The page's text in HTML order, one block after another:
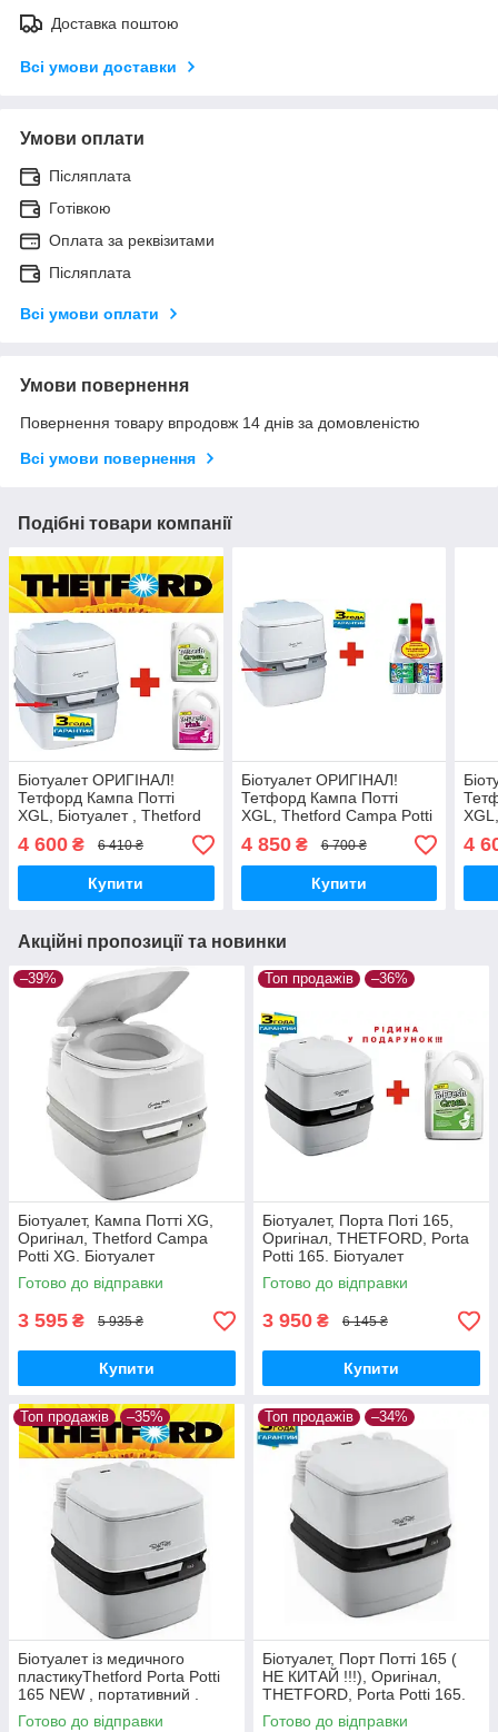
Доставка поштою
Всі умови доставки
Умови оплати
Післяплата
Готівкою
Оплата за реквізитами
Післяплата
Всі умови оплати
Умови повернення
Повернення товару впродовж 14 днів за домовленістю
Всі умови повернення
Подібні товари компанії
Біотуалет ОРИГІНАЛ!
Тетфорд Кампа Потті
XGL, Біотуалет , Thetford
Campa Potti XGL
портативний + компл Бі
Фреш Грін + Бі Фреш Пінк
4 600 ₴ 6 410 ₴
Купити
Біотуалет ОРИГІНАЛ!
Тетфорд Кампа Потті
XGL, Thetford Campa Potti
XGL портативний +
концентрат Thetford
Duopaс
4 850₴ 6 700 ₴
Купити
4
Акційні пропозиції та новинки
–39%
Біотуалет, Кампа Потті XG,
Оригінал, Thetford Campa
Potti XG. Біотуалет
портативний.
Готово до відправки
3 595 ₴ 5 935 ₴
Купити
Топ продажів –36%
Біотуалет, Порта Поті 165,
Оригінал, THETFORD, Porta
Potti 165. Біотуалет
портативний.
Готово до відправки
3 950 ₴ 6 145 ₴
Купити
Топ продажів –35%
Біотуалет із медичного
пластикуThetford Porta Potti
165 NEW , портативний .
Готово до відправки
Топ продажів –34%
Біотуалет, Порт Потті 165 (
НЕ КИТАЙ !!!), Оригінал,
THETFORD, Porta Potti 165.
Біотуалет портативний.
Готово до відправки